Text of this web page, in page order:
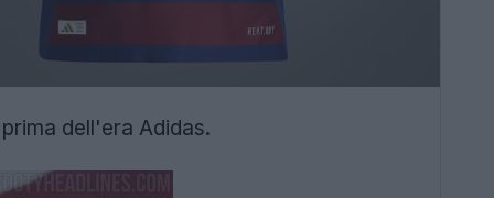
dell'era Adidas.